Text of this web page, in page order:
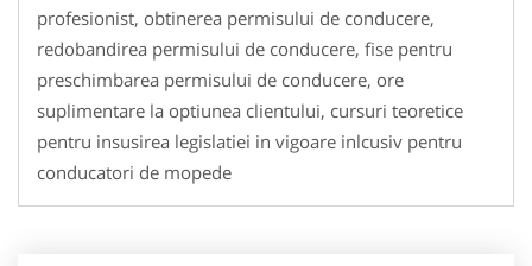
profesionist, obtinerea permisului de conducere,
redobandirea permisului de conducere, fise pentru
preschimbarea permisului de conducere, ore
suplimentare la optiunea clientului, cursuri teoretice
pentru insusirea legislatiei in vigoare inlcusiv pentru
conducatori de mopede